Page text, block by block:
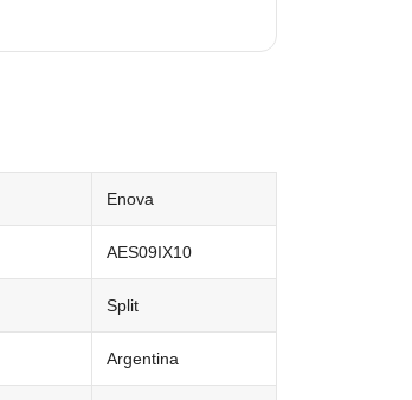
Enova
AES09IX10
Split
Argentina